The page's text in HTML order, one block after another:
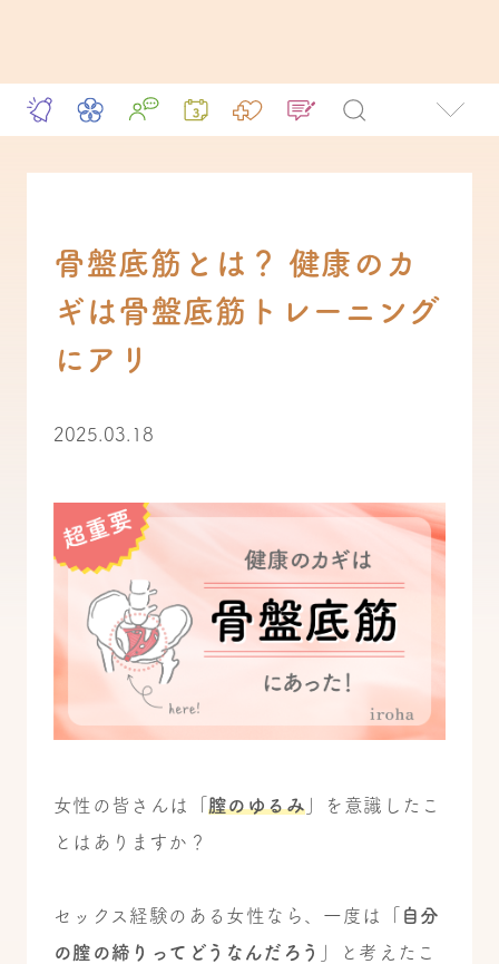
骨盤底筋とは？ 健康のカ
ギは骨盤底筋トレーニング
にアリ
2025.03.18
女性の皆さんは「 膣のゆるみ」を意識したこ
とはありますか？
セックス経験のある女性なら、一度は「
自分
の膣の締りってどうなんだろう
」と考えたこ